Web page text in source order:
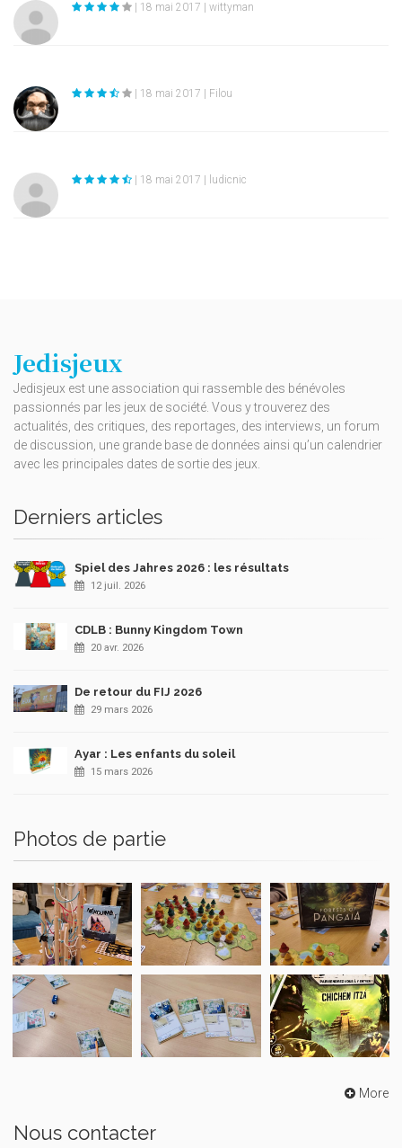
| 18 mai 2017 | wittyman
| 18 mai 2017 | Filou
| 18 mai 2017 | ludicnic
Jedisjeux
Jedisjeux est une association qui rassemble des bénévoles
passionnés par les jeux de société. Vous y trouverez des
actualités, des critiques, des reportages, des interviews, un forum
de discussion, une grande base de données ainsi qu’un calendrier
avec les principales dates de sortie des jeux.
Derniers articles
Spiel des Jahres 2026 : les résultats
12 juil. 2026
CDLB : Bunny Kingdom Town
20 avr. 2026
De retour du FIJ 2026
29 mars 2026
Ayar : Les enfants du soleil
15 mars 2026
Photos de partie
More
Nous contacter